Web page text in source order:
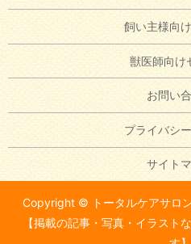
飼い主様向
獣医師向け
お問い
プライバシ
サイト
Copyright © トータルケアサロ
【掲載の記事・写真・イラスト